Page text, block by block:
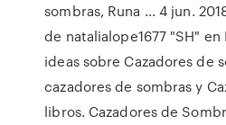
sombras, Runa ... 4 jun.
de natalialope1677 "SH"
ideas sobre Cazadores de
cazadores de sombras y
libros. Cazadores de